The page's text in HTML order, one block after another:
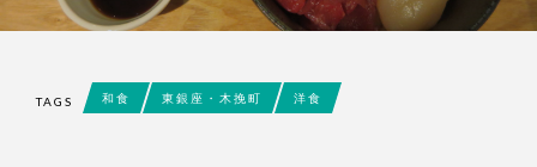
TAGS 和食 東銀座・木挽町 洋食